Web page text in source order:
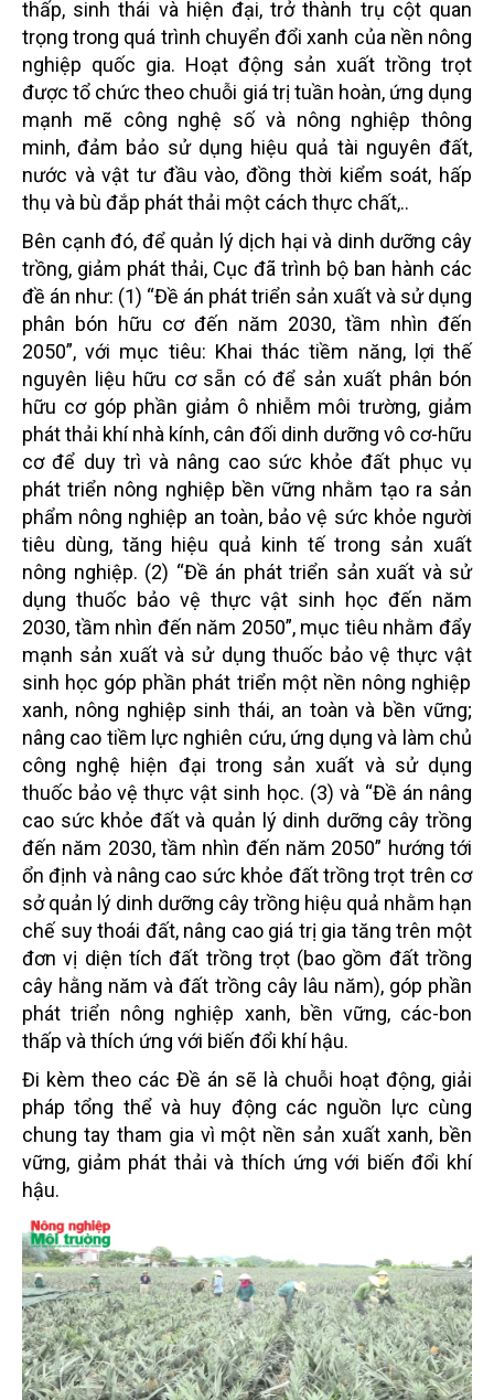
thấp, sinh thái và hiện đại, trở thành trụ cột quan
trọng trong quá trình chuyển đổi xanh của nền nông
nghiệp quốc gia. Hoạt động sản xuất trồng trọt
được tổ chức theo chuỗi giá trị tuần hoàn, ứng dụng
mạnh mẽ công nghệ số và nông nghiệp thông
minh, đảm bảo sử dụng hiệu quả tài nguyên đất,
nước và vật tư đầu vào, đồng thời kiểm soát, hấp
thụ và bù đắp phát thải một cách thực chất,..
Bên cạnh đó, để quản lý dịch hại và dinh dưỡng cây
trồng, giảm phát thải, Cục đã trình bộ ban hành các
đề án như: (1) “Đề án phát triển sản xuất và sử dụng
phân bón hữu cơ đến năm 2030, tầm nhìn đến
2050”,với mục tiêu: Khai thác tiềm năng, lợi thế
nguyên liệu hữu cơ sẵn có để sản xuất phân bón
hữu cơ góp phần giảm ô nhiễm môi trường, giảm
phát thải khí nhà kính, cân đối dinh dưỡng vô cơ-hữu
cơ để duy trì và nâng cao sức khỏe đất phục vụ
phát triển nông nghiệp bền vững nhằm tạo ra sản
phẩm nông nghiệp an toàn, bảo vệ sức khỏe người
tiêu dùng, tăng hiệu quả kinh tế trong sản xuất
nông nghiệp. (2) “Đề án phát triển sản xuất và sử
dụng thuốc bảo vệ thực vật sinh học đến năm
2030, tầm nhìn đến năm 2050”, mục tiêu nhằm đẩy
mạnh sản xuất và sử dụng thuốc bảo vệ thực vật
sinh học góp phần phát triển một nền nông nghiệp
xanh, nông nghiệp sinh thái, an toàn và bền vững;
nâng cao tiềm lực nghiên cứu, ứng dụng và làm chủ
công nghệ hiện đại trong sản xuất và sử dụng
thuốc bảo vệ thực vật sinh học. (3) và “Đề án nâng
cao sức khỏe đất và quản lý dinh dưỡng cây trồng
đến năm 2030, tầm nhìn đến năm 2050” hướng tới
ổn định và nâng cao sức khỏe đất trồng trọt trên cơ
sở quản lý dinh dưỡng cây trồng hiệu quả nhằm hạn
chế suy thoái đất, nâng cao giá trị gia tăng trên một
đơn vị diện tích đất trồng trọt (bao gồm đất trồng
cây hằng năm và đất trồng cây lâu năm), góp phần
phát triển nông nghiệp xanh, bền vững, các-bon
thấp và thích ứng với biến đổi khí hậu.
Đi kèm theo các Đề án sẽ là chuỗi hoạt động, giải
pháp tổng thể và huy động các nguồn lực cùng
chung tay tham gia vì một nền sản xuất xanh, bền
vững, giảm phát thải và thích ứng với biến đổi khí
hậu.